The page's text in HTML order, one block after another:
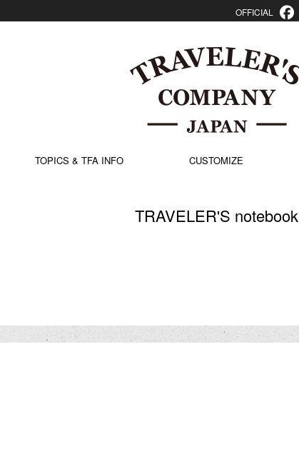
OFFICIAL
TOPICS & TFA INFO CUSTOMIZE
TRAVELER'S notebook